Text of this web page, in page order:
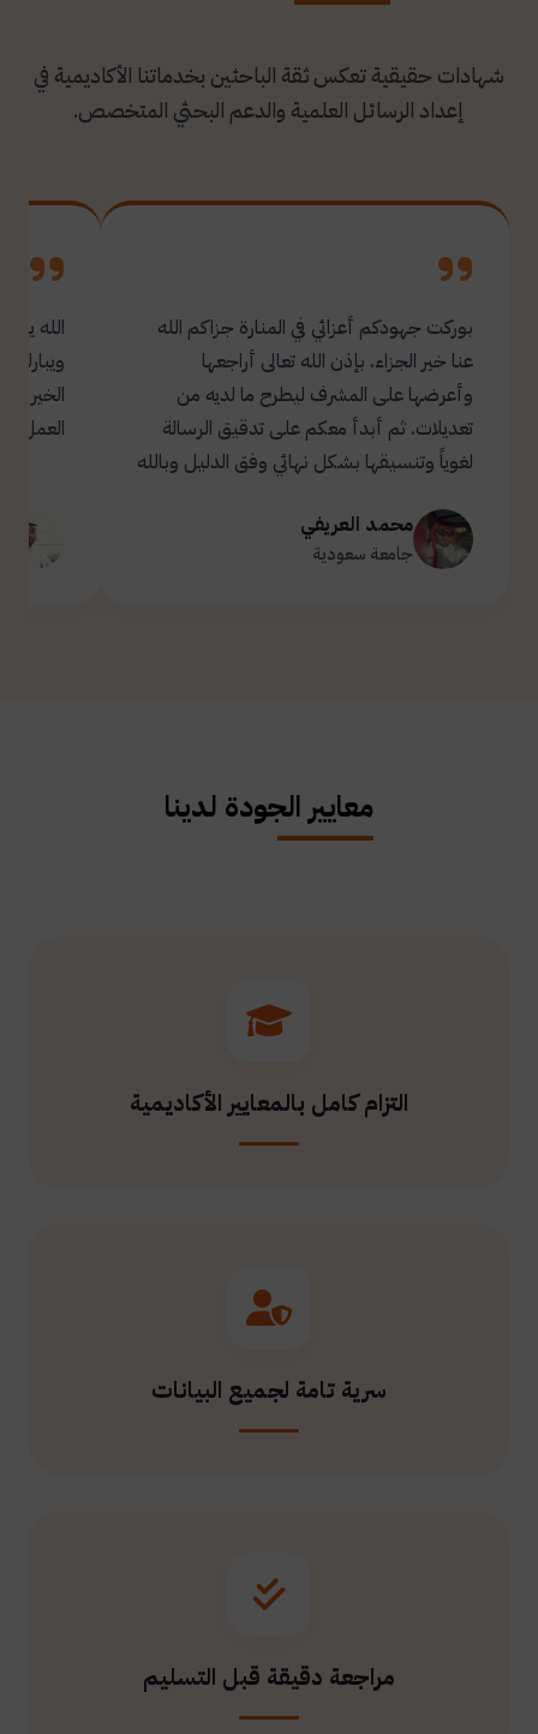
شهادات حقيقية تعكس ثقة الباحثين بخدماتنا الأكاديمية في
إعداد الرسائل العلمية والدعم البحثي المتخصص.
بوركت جهودكم أعزائي في المنارة جزاكم الله
عنا خير الجزاء. بإذن الله تعالى أراجعها
وأعرضها على المشرف ليطرح ما لديه من
تعديلات. ثم أبدأ معكم على تدقيق الرسالة
لغوياً وتنسيقها بشكل نهائي وفق الدليل وبالله
محمد العريفي
جامعة سعودية
الله
العمل.
معايير الجودة لدينا
التزام كامل بالمعايير الأكاديمية
سرية تامة لجميع البيانات
مراجعة دقيقة قبل التسليم